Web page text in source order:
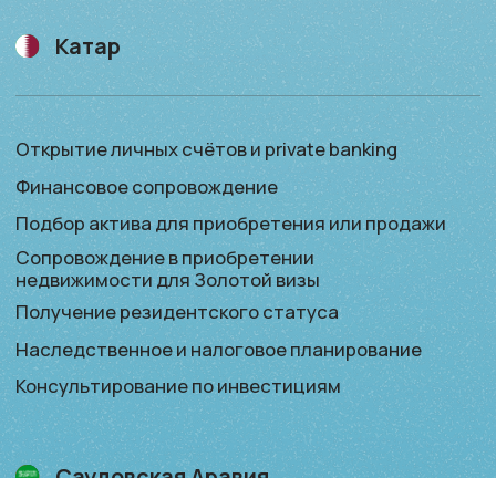
Политика конфиденциальности
Все права защищены
MPG — Mideast Policy Group
©2025 info@mpg.qa
Открытие личных счётов и private banking
Финансовое сопровождение
Подбор актива для приобретения или продажи
Консультирование
по инвестициям
Получение резидентского статуса